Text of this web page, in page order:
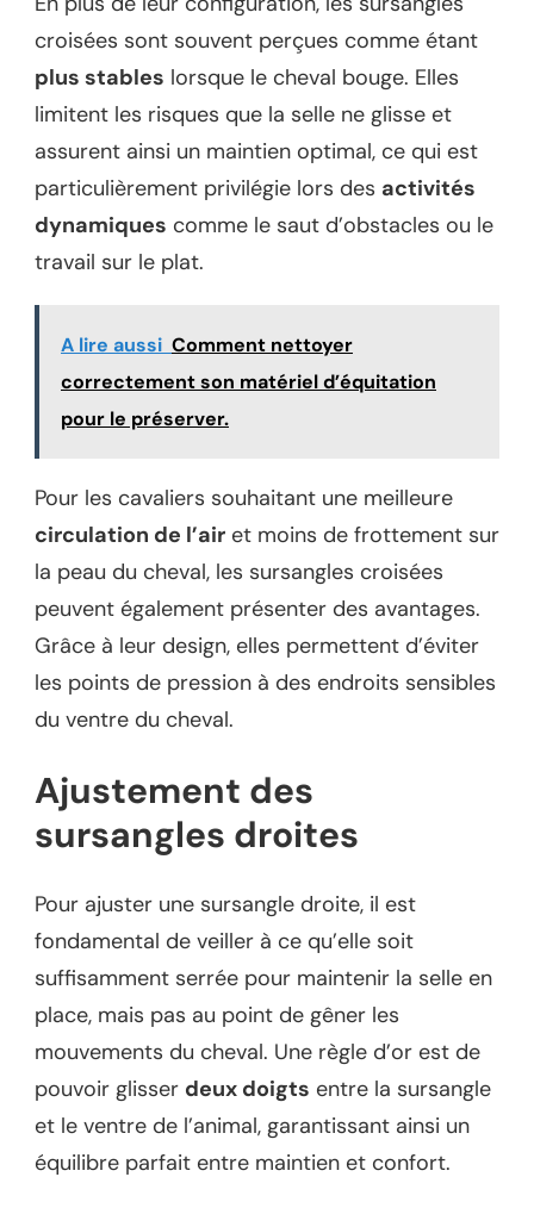
croisées sont souvent perçues comme étant
plus stables lorsque le cheval bouge. Elles
limitent les risques que la selle ne glisse et
assurent ainsi un maintien optimal, ce qui est
particulièrement privilégie lors des activités
dynamiques comme le saut d’obstacles ou le
travail sur le plat.
A lire aussi Comment nettoyer
correctement son matériel d’équitation
pour le préserver.
Pour les cavaliers souhaitant une meilleure
circulation de l’air et moins de frottement sur
la peau du cheval, les sursangles croisées
peuvent également présenter des avantages.
Grâce à leur design, elles permettent d’éviter
les points de pression à des endroits sensibles
du ventre du cheval.
Ajustement des
sursangles droites
Pour ajuster une sursangle droite, il est
fondamental de veiller à ce qu’elle soit
suffisamment serrée pour maintenir la selle en
place, mais pas au point de gêner les
mouvements du cheval. Une règle d’or est de
pouvoir glisser deux doigts entre la sursangle
et le ventre de l’animal, garantissant ainsi un
équilibre parfait entre maintien et confort.